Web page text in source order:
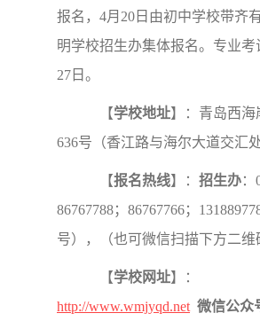
报名，4月20日由初中学校带齐
明学校招生办集体报名。专业考
27日。
【学校地址】：青岛西
636号（香江路与海尔大道交汇处
【报名热线】： 招生办：
86767788；86767766；
号），（也可微信扫描下方二维
【学校网址】：
http://www.wmjyqd.net 微信公众